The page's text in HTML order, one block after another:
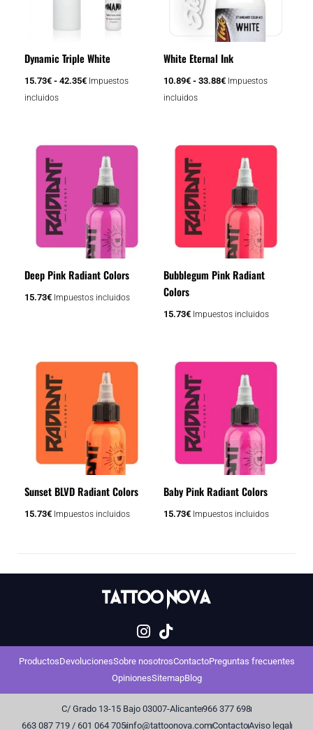
Dynamic Triple White
15.73€ - 42.35€ Impuestos
incluidos
pueden
elegir
de
White Eternal Ink
10.89€ - 33.88€ Impuestos
incluidos
Las
opciones
pueden
elegir
de
Deep Pink Radiant Colors
15.73€ Impuestos incluidos
Bubblegum Pink Radiant
Colors
15.73€ Impuestos incluidos
Sunset BLVD Radiant Colors
15.73€ Impuestos incluidos
Baby Pink Radiant Colors
15.73€ Impuestos incluidos
ProductosDevolucionesSobre nosotrosContactoPreguntas frecuentes
OpinionesSitemapBlog
C/ Grado 13-15 Bajo 03007-Alicante966 377 698
663 087 719 / 601 064 705info@tattoonova.comContactoAviso legal